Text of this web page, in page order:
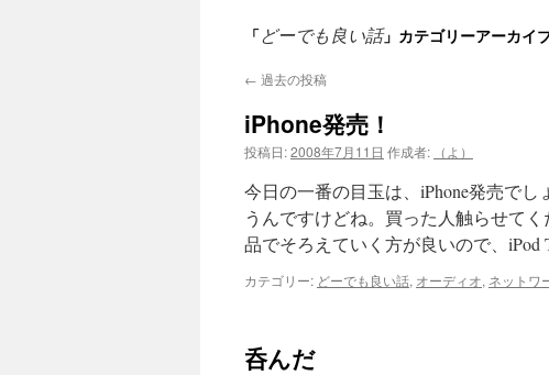
「どーでも良い話」カテゴリーアーカイ
← 過去の投稿
iPhone発売！
投稿日:2008年7月11日 作成者: （よ）
今日の一番の目玉は、iPhone発売で
うんですけどね。買った人触らせて
品でそろえていく方が良いので、iPod
カテゴリー: どーでも良い話, オーディオ, ネットワ
呑んだ